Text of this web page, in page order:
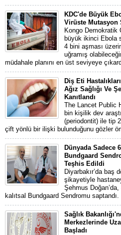
KDC'de Büyük
Virüste Mutasyon
Kongo Demokratik
büyük ikinci Ebola
4 bini aşması
uğramış
müdahale planını en üst seviyeye
Diş Eti
Ağız Sağlığı Ve
Kanıtlandı
The Lancet Public
bin kişilik dev
(periodontit) ile tip
çift yönlü bir ilişki bulunduğunu gözler
Dünyada Sadece
Bundgaard
Teşhis Edildi
Diyarbakır’da baş
şikayetiyle
Şehmus
kalıtsal Bundgaard Sendromu saptandı.
Sağlık
Merkezlerinde
Başladı